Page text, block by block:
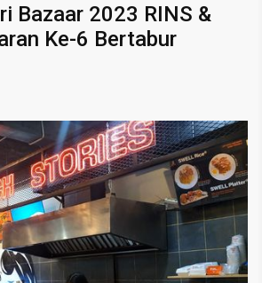
Bazaar 2023 RINS &
Ke-6 Bertabur